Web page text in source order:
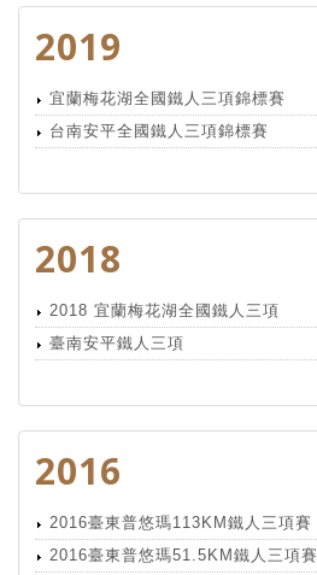
2019
宜蘭梅花湖全國鐵人三項錦標賽
台南安平全國鐵人三項錦標賽
2018
2018 宜蘭梅花湖全國鐵人三項
臺南安平鐵人三項
2016
2016臺東普悠瑪113KM鐵人三項賽
2016臺東普悠瑪51.5KM鐵人三項賽